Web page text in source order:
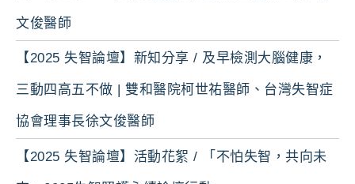
文俊醫師
【2025 失智論壇】新知分享 / 及早檢測大腦健康，
三動四高五不做 | 雙和醫院柯世祐醫師、台灣失智症
協會理事長徐文俊醫師
【2025 失智論壇】活動花絮 / 「不怕失智，共向未